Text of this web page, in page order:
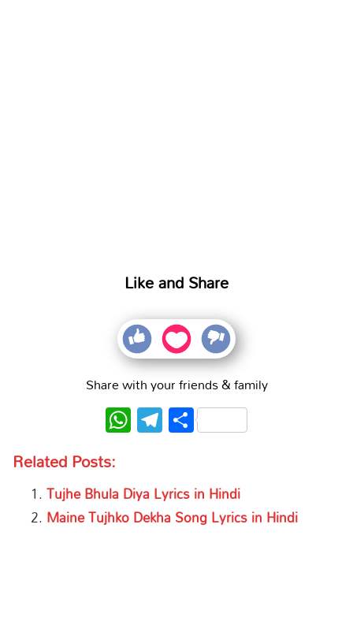
Like and Share
Share with your friends & family
WhatsApp
Telegram
Share
Related Posts:
Tujhe Bhula Diya Lyrics in Hindi
Maine Tujhko Dekha Song Lyrics in Hindi